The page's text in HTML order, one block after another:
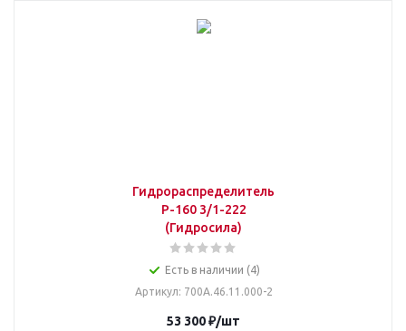
Гидрораспределитель
Р-160 3/1-222
(Гидросила)
Есть в наличии (4)
Артикул: 700А.46.11.000-2
53 300₽/шт